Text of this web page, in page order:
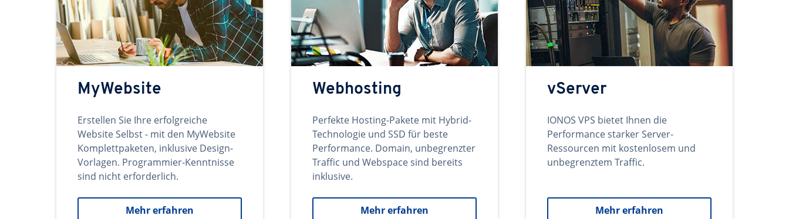
MyWebsite
Erstellen Sie Ihre erfolgreiche
Website Selbst - mit den MyWebsite
Komplettpaketen, inklusive Design-
Vorlagen. Programmier-Kenntnisse
sind nicht erforderlich.
Mehr erfahren
Webhosting
Perfekte Hosting-Pakete mit Hybrid-
Technologie und SSD für beste
Performance. Domain, unbegrenzter
Traffic und Webspace sind bereits
inklusive.
Mehr erfahren
vServer
IONOS VPS bietet Ihnen die
Performance starker Server-
Ressourcen mit kostenlosem und
unbegrenztem Traffic.
Mehr erfahren